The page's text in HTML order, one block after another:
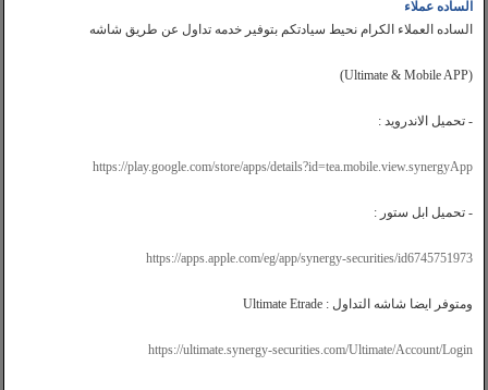
الساده عملاء
الساده العملاء الكرام نحيط سيادتكم بتوفير خدمه تداول عن طريق شاشه
(Ultimate & Mobile APP)
- تحميل الاندرويد :
https://play.google.com/store/apps/details?id=tea.mobile.view.synergyApp
- تحميل ابل ستور :
https://apps.apple.com/eg/app/synergy-securities/id6745751973
ومتوفر ايضا شاشه التداول : Ultimate Etrade
https://ultimate.synergy-securities.com/Ultimate/Account/Login